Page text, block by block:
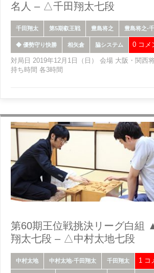
名人 – △千田翔太七段
千田翔太 第5期叡王戦 豊島将之 豊島将之-
◆ 優勢守り快勝 相矢倉 脇システム 0 コメ
対局日 2019年12月1日（日） 会場 大阪・関西
持ち時間 各3時間
第60期王位戦挑決リーグ白組
翔太七段 – △中村太地七段
中村太地 中村太地-千田翔太 千田翔太 1 コ